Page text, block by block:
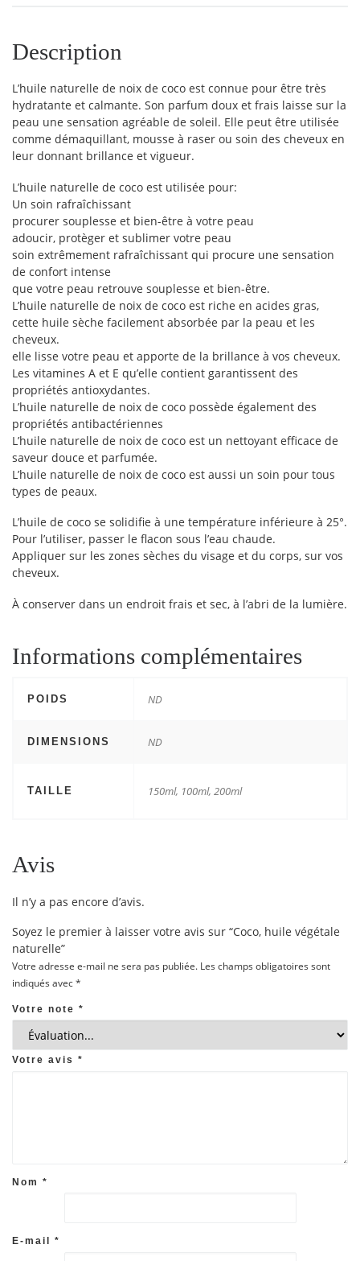
Description
L’huile naturelle de noix de coco est connue pour être très
hydratante et calmante. Son parfum doux et frais laisse sur la
peau une sensation agréable de soleil. Elle peut être utilisée
comme démaquillant, mousse à raser ou soin des cheveux en
leur donnant brillance et vigueur.
L’huile naturelle de coco est utilisée pour:
Un soin rafraîchissant
procurer souplesse et bien-être à votre peau
adoucir, protèger et sublimer votre peau
soin extrêmement rafraîchissant qui procure une sensation
de confort intense
que votre peau retrouve souplesse et bien-être.
L’huile naturelle de noix de coco est riche en acides gras,
cette huile sèche facilement absorbée par la peau et les
cheveux.
elle lisse votre peau et apporte de la brillance à vos cheveux.
Les vitamines A et E qu’elle contient garantissent des
propriétés antioxydantes.
L’huile naturelle de noix de coco possède également des
propriétés antibactériennes
L’huile naturelle de noix de coco est un nettoyant efficace de
saveur douce et parfumée.
L’huile naturelle de noix de coco est aussi un soin pour tous
types de peaux.
L’huile de coco se solidifie à une température inférieure à 25°.
Pour l’utiliser, passer le flacon sous l’eau chaude.
Appliquer sur les zones sèches du visage et du corps, sur vos
cheveux.
À conserver dans un endroit frais et sec, à l’abri de la lumière.
Informations complémentaires
POIDS ND
DIMENSIONS ND
TAILLE 150ml, 100ml, 200ml
Avis
Il n’y a pas encore d’avis.
Soyez le premier à laisser votre avis sur “Coco, huile végétale
naturelle”
Votre adresse e-mail ne sera pas publiée. Les champs obligatoires sont
indiqués avec*
Votre note *
Votre avis *
Nom *
E-mail *